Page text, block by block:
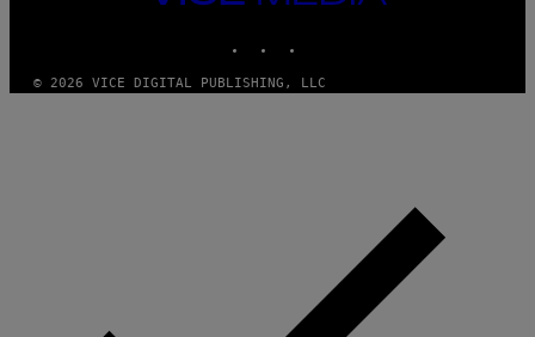
MEDIA
© 2026 VICE DIGITAL PUBLISHING, LLC